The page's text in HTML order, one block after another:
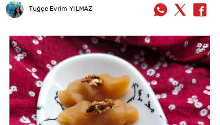
Tuğçe Evrim YILMAZ